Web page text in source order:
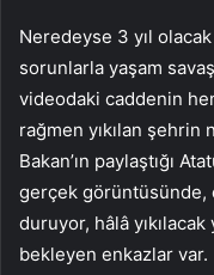
Neredeyse 3 yıl
sorunlarla yaşam
videodaki caddenin
rağmen yıkılan
Bakan’ın paylaştığı
gerçek görüntüsünde,
duruyor, hâlâ
bekleyen enkazlar var.